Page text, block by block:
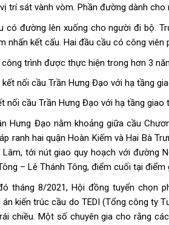
trí sát vành vòm. Phần đường dành
có đường lên xuống cho người đi bộ.
nhấn kết cấu. Hai đầu cầu có công viên
công trình được thực hiện trong hơn 3
nối cầu Trần Hưng Đạo với hạ tầng giao
Hưng Đạo nằm khoảng giữa cầu
ranh hai quận Hoàn Kiếm và Hai Bà
Lâm, tới nút giao quy hoạch với đường
– Lê Thánh Tông, điểm cuối tại
tháng 8/2021, Hội đồng tuyển chọn
án kiến trúc cầu do TEDI (Tổng công ty
chiều. Một số chuyên gia cho rằng